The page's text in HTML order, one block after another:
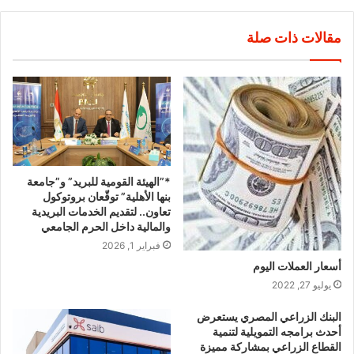
مقالات ذات صلة
أسعار العملات اليوم
يوليو 27, 2022
*”الهيئة القومية للبريد” و”جامعة
بنها الأهلية” توقّعان بروتوكول
تعاون.. لتقديم الخدمات البريدية
والمالية داخل الحرم الجامعي
فبراير 1, 2026
البنك الزراعي المصري يستعرض
أحدث برامجه التمويلية لتنمية
القطاع الزراعي بمشاركة مميزة